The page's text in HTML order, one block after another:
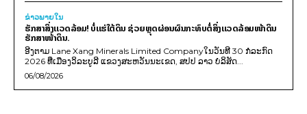
ຂ່າວພາຍ​ໃນ
ຮັກສາສິ່ງແວດລ້ອມ! ບໍ່ແຮ່ໃຕ້ດິນ ຊ່ວຍຫຼຸດຜ່ອນຜົນກະທົບຕໍ່ສິ່ງແວດລ້ອມໜ້າດິນ
ຮັກສາໜ້າດິນ.
ອີງຕາມ Lane Xang Minerals Limited Companyໃນວັນທີ 30 ກໍລະກົດ
2026 ທີ່ເມືອງວິລະບູລີ ແຂວງສະຫວັນນະເຂດ, ສປປ ລາວ ບໍລິສັດ...
06/08/2026